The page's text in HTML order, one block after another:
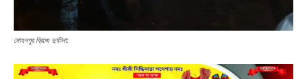
মোহনপুর ব্রিজে দুর্ঘটনা: